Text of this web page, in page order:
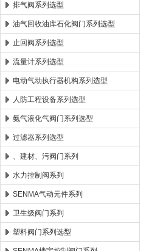
排气阀系列选型
油气回收油库石化阀门系列选型
止回阀系列选型
流量计系列选型
电动气动执行器机构系列选型
人防工程设备系列选型
氨气液化气阀门系列选型
过滤器系列选型
、建材、污阀门系列
水力控制阀系列
SENMA气动元件系列
卫生级阀门系列
塑料阀门系列选型